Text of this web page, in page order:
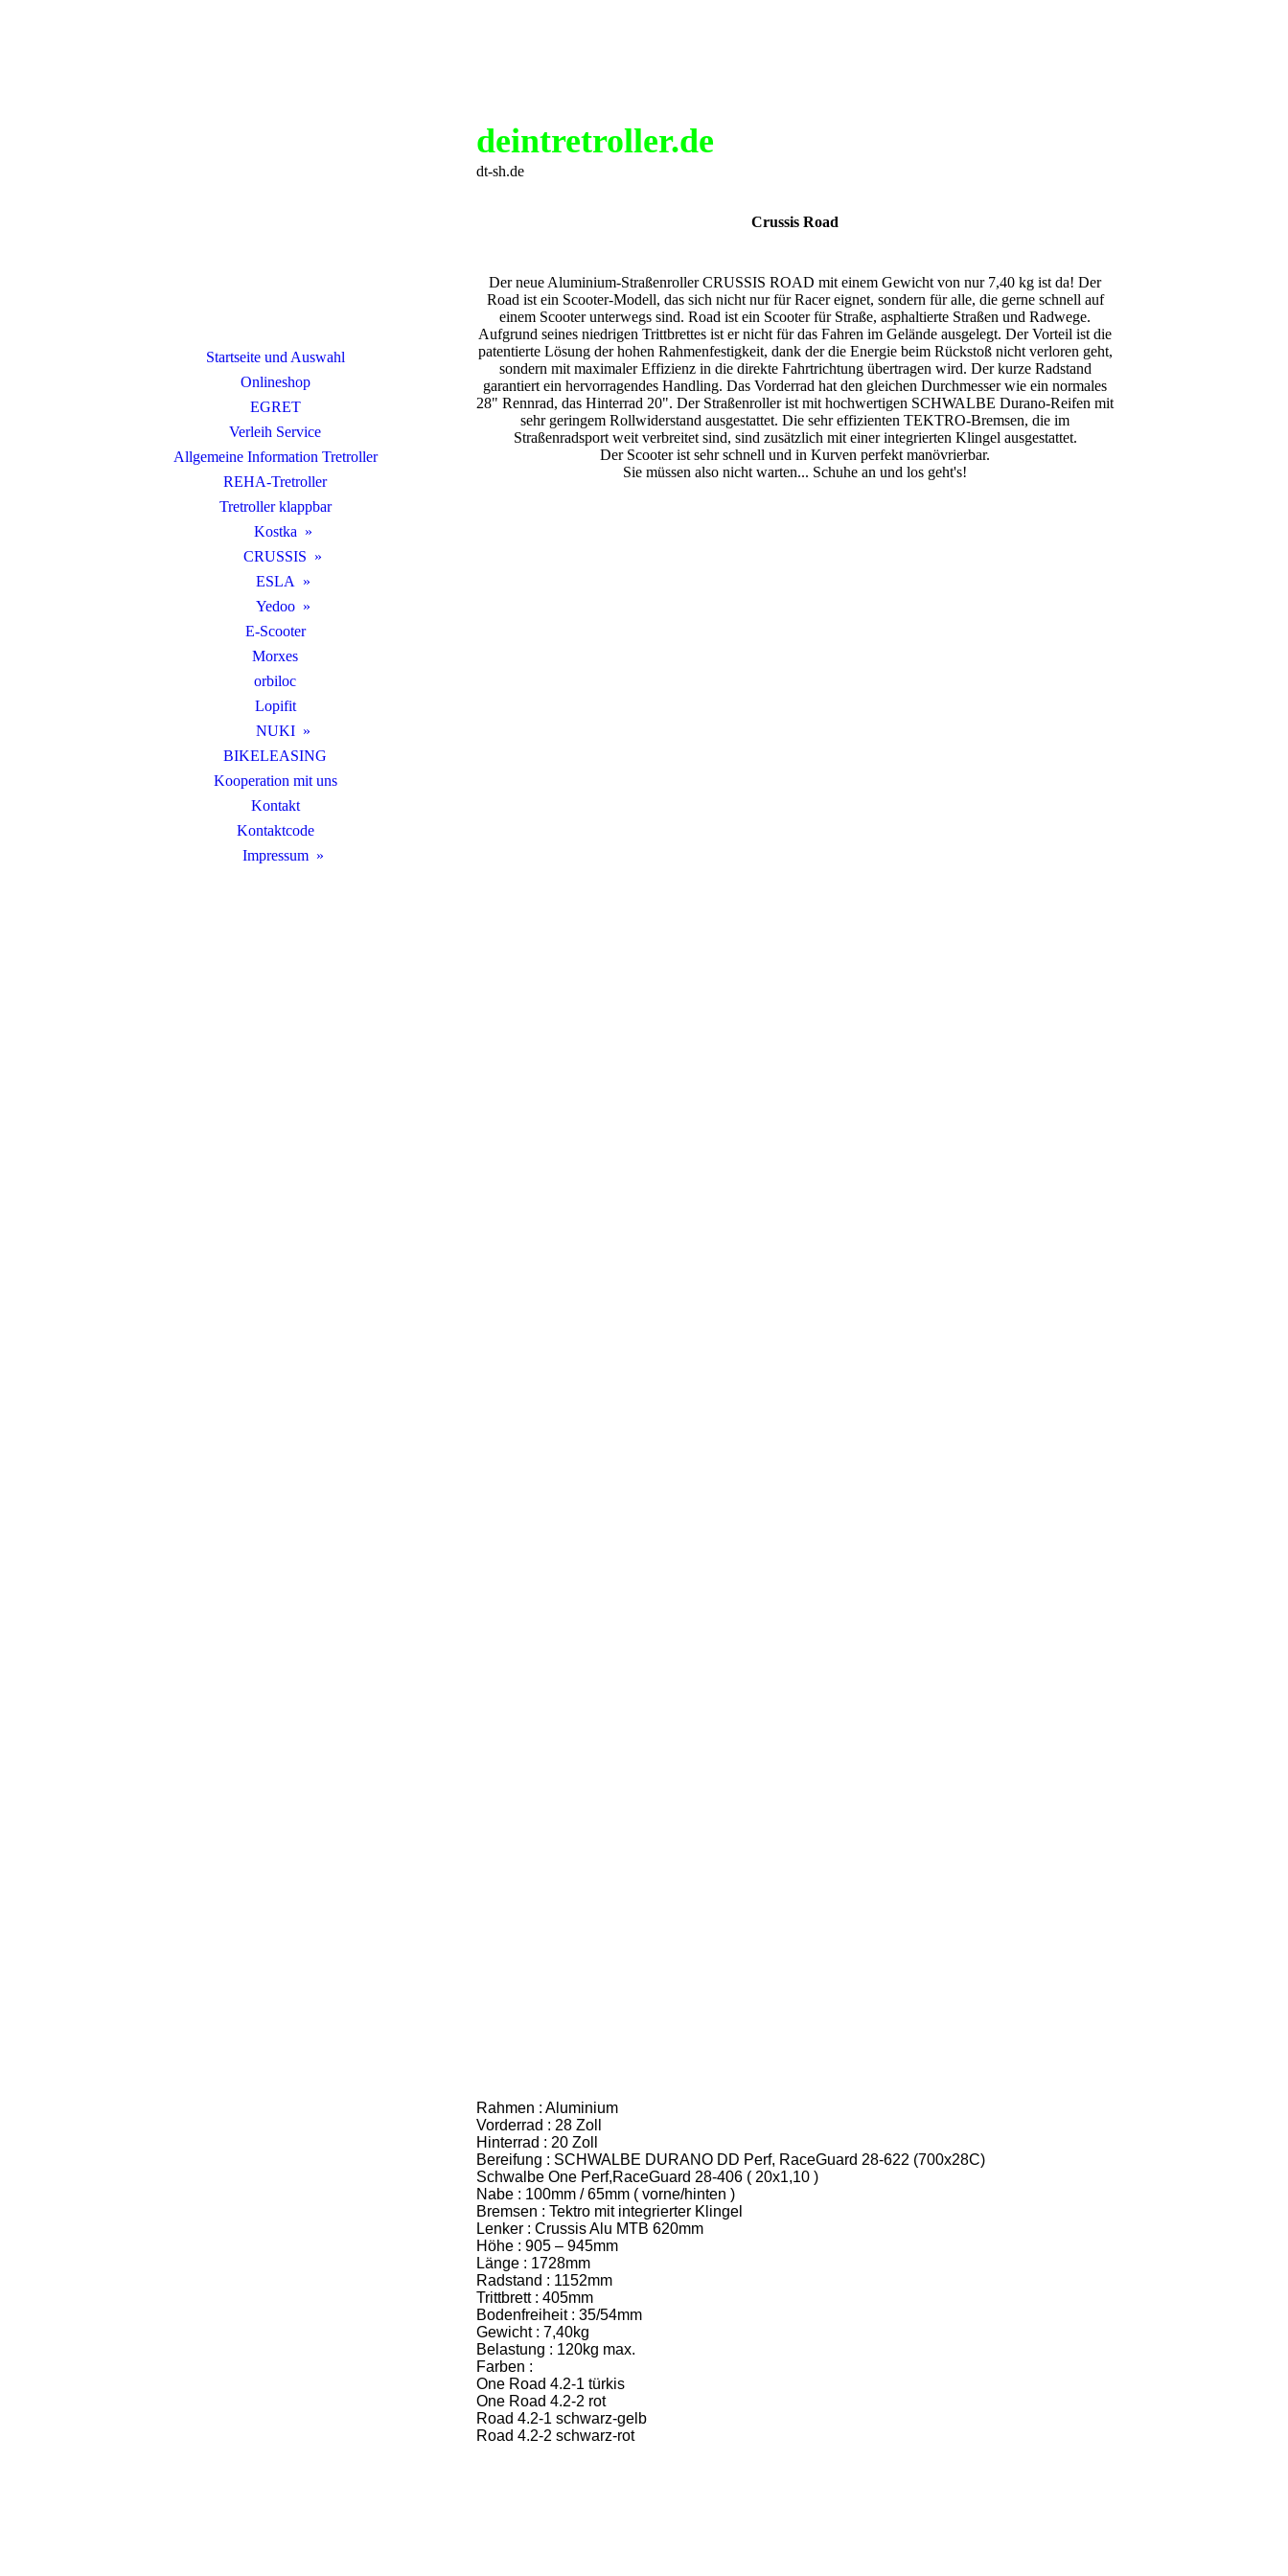
Startseite und Auswahl
Onlineshop
EGRET
Verleih Service
Allgemeine Information Tretroller
REHA-Tretroller
Tretroller klappbar
Kostka
CRUSSIS
ESLA
Yedoo
E-Scooter
Morxes
orbiloc
Lopifit
NUKI
BIKELEASING
Kooperation mit uns
Kontakt
Kontaktcode
Impressum
deintretroller.de
dt-sh.de
Crussis Road
Der neue Aluminium-Straßenroller CRUSSIS ROAD mit einem Gewicht von nur 7,40 kg ist da! Der
Road ist ein Scooter-Modell, das sich nicht nur für Racer eignet, sondern für alle, die gerne schnell auf
einem Scooter unterwegs sind. Road ist ein Scooter für Straße, asphaltierte Straßen und Radwege.
Aufgrund seines niedrigen Trittbrettes ist er nicht für das Fahren im Gelände ausgelegt. Der Vorteil ist die
patentierte Lösung der hohen Rahmenfestigkeit, dank der die Energie beim Rückstoß nicht verloren geht,
sondern mit maximaler Effizienz in die direkte Fahrtrichtung übertragen wird. Der kurze Radstand
garantiert ein hervorragendes Handling. Das Vorderrad hat den gleichen Durchmesser wie ein normales
28" Rennrad, das Hinterrad 20". Der Straßenroller ist mit hochwertigen SCHWALBE Durano-Reifen mit
sehr geringem Rollwiderstand ausgestattet. Die sehr effizienten TEKTRO-Bremsen, die im
Straßenradsport weit verbreitet sind, sind zusätzlich mit einer integrierten Klingel ausgestattet.
Der Scooter ist sehr schnell und in Kurven perfekt manövrierbar.
Sie müssen also nicht warten... Schuhe an und los geht's!
Rahmen : Aluminium
Vorderrad : 28 Zoll
Hinterrad : 20 Zoll
Bereifung : SCHWALBE DURANO DD Perf, RaceGuard 28-622 (700x28C)
Schwalbe One Perf,RaceGuard 28-406 ( 20x1,10 )
Nabe : 100mm / 65mm ( vorne/hinten )
Bremsen : Tektro mit integrierter Klingel
Lenker : Crussis Alu MTB 620mm
Höhe : 905 – 945mm
Länge : 1728mm
Radstand : 1152mm
Trittbrett : 405mm
Bodenfreiheit : 35/54mm
Gewicht : 7,40kg
Belastung : 120kg max.
Farben :
One Road 4.2-1 türkis
One Road 4.2-2 rot
Road 4.2-1 schwarz-gelb
Road 4.2-2 schwarz-rot